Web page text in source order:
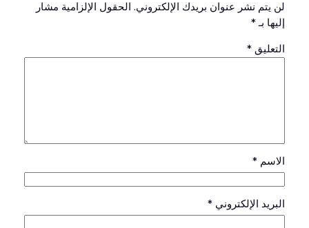
لن يتم نشر عنوان بريدك الإلكتروني. الحقول الإلزامية مشار
إليها بـ*
التعليق *
الاسم *
البريد الإلكتروني *